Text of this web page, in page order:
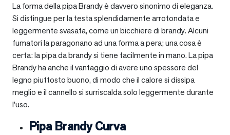
La forma della pipa Brandy è davvero sinonimo di eleganza.
Si distingue per la testa splendidamente arrotondata e
leggermente svasata, come un bicchiere di brandy. Alcuni
fumatori la paragonano ad una forma a pera; una cosa è
certa: la pipa da brandy si tiene facilmente in mano. La pipa
Brandy ha anche il vantaggio di avere uno spessore del
legno piuttosto buono, di modo che il calore si dissipa
meglio e il cannello si surriscalda solo leggermente durante
l’uso.
Pipa Brandy Curva